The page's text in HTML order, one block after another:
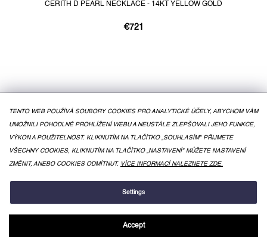
TENTO WEB POUŽÍVÁ SOUBORY COOKIES PRO ANALYTICKÉ ÚČELY, ABYCHOM VÁM
UMOŽNILI POHODLNÉ PROHLÍŽENÍ WEBU A NEUSTÁLE ZLEPŠOVALI JEHO FUNKCE,
VÝKON A POUŽITELNOST. KLIKNUTÍM NA TLAČÍTKO „SOUHLASÍM" PŘIJMETE
VŠECHNY COOKIES, KLIKNUTÍM NA TLAČÍTKO „NASTAVENÍ" MŮŽETE NASTAVENÍ
ZMĚNIT, ANEBO COOKIES ODMÍTNUT. VÍCE INFORMACÍ NALEZNETE ZDE.
Settings
Accept
CERITH D PEARL NECKLACE - 14KT YELLOW GOLD
€721